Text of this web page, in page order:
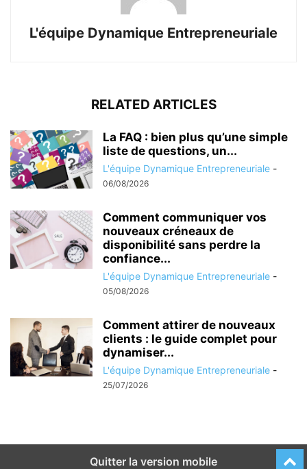
L'équipe Dynamique Entrepreneuriale
RELATED ARTICLES
La FAQ : bien plus qu’une simple
liste de questions, un...
L'équipe Dynamique Entrepreneuriale -
06/08/2026
Comment communiquer vos
nouveaux créneaux de
disponibilité sans perdre la
confiance...
L'équipe Dynamique Entrepreneuriale -
05/08/2026
Comment attirer de nouveaux
clients : le guide complet pour
dynamiser...
L'équipe Dynamique Entrepreneuriale -
25/07/2026
Quitter la version mobile